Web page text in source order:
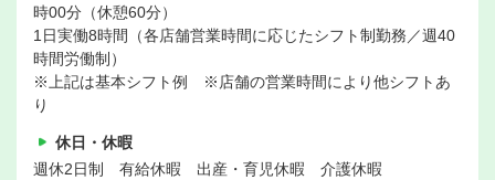
時00分（休憩60分）
1日実働8時間（各店舗営業時間に応じたシフト制勤務／週40
時間労働制）
※上記は基本シフト例 ※店舗の営業時間により他シフトあ
り
休日・休暇
週休2日制 有給休暇 出産・育児休暇 介護休暇